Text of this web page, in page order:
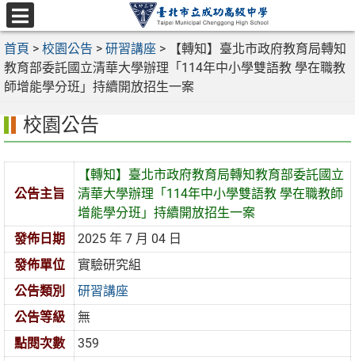
跳
至
主
要
內
選
單
首頁 > 校園公告 > 研習講座 >
【轉知】臺北市政府教育局轉知
教育部委託國立清華大學辦理「114年中小學雙語教 學在職教
師增能學分班」持續開放招生一案
校園公告
公告主旨
【轉知】臺北市政府教育局轉知教育部委託國立
清華大學辦理「114年中小學雙語教 學在職教師
增能學分班」持續開放招生一案
發佈日期
2025 年 7 月 04 日
發佈單位
實驗研究組
公告類別
研習講座
公告等級
無
點閱次數
359